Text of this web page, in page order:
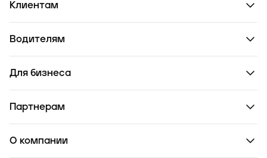
Клиентам
Водителям
Для бизнеса
Партнерам
О компании